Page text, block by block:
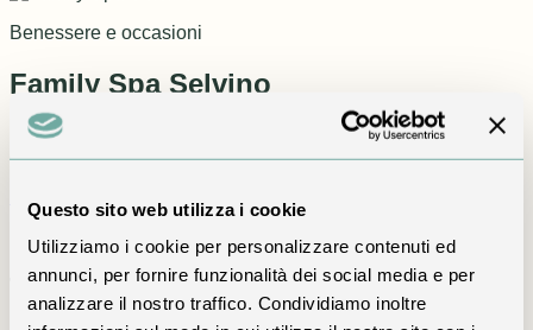
Questo sito web utilizza i cookie
Utilizziamo i cookie per personalizzare contenuti ed
annunci, per fornire funzionalità dei social media e per
analizzare il nostro traffico. Condividiamo inoltre
Benessere e occasioni
Family Spa Selvino
Due ore di Mountain Spa e Sky Spa riservate
esclusivamente alla famiglia per ogni notte prenotata.
L’offerta
Tutto ciò che è incluso